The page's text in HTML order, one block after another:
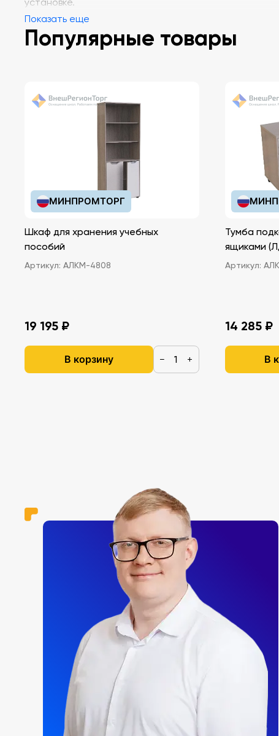
Показать еще
Популярные товары
МИНПРОМТОРГ
Шкаф для хранения учебных
пособий
Артикул: АЛКМ-4808
19 195 ₽
В корзину − +
Тумба
Артикул:
14 285 ₽
В